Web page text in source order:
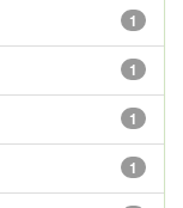
1
1
1
1